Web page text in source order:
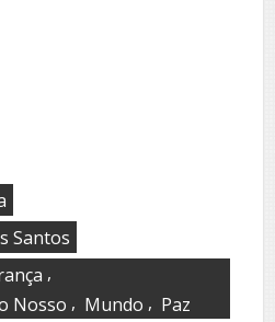
Santos
,
Nosso , Mundo , Paz